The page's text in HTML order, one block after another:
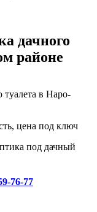
дачного
районе
туалета в Наро-
цена под ключ
76-77